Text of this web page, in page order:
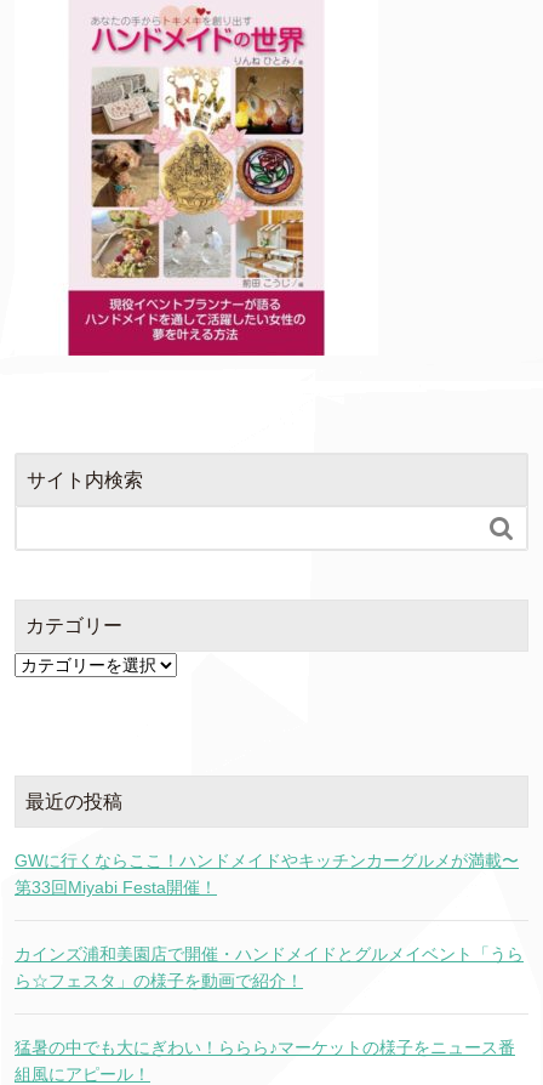
サイト内検索

カテゴリー
カ
最近の投稿
GWに行くならここ！ハンドメイドやキッチンカーグルメが満載〜
第33回Miyabi Festa開催！
カインズ浦和美園店で開催・ハンドメイドとグルメイベント「うら
ら☆フェスタ」の様子を動画で紹介！
猛暑の中でも大にぎわい！ららら♪マーケットの様子をニュース番
組風にアピール！